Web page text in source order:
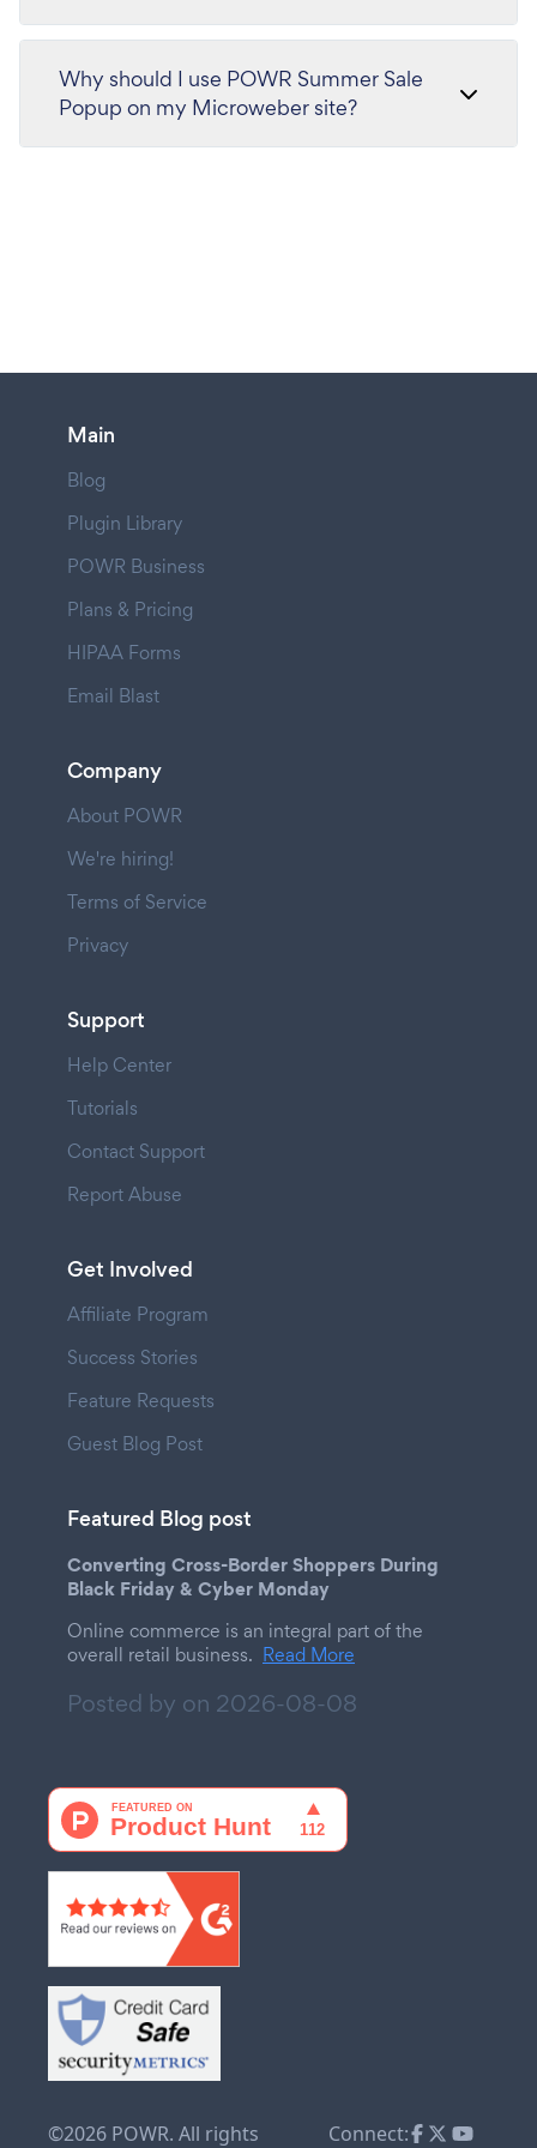
Why should I use POWR Summer Sale
Popup on my Microweber site?
Main
Blog
Plugin Library
POWR Business
Plans & Pricing
HIPAA Forms
Email Blast
Company
About POWR
We're hiring!
Terms of Service
Privacy
Support
Help Center
Tutorials
Contact Support
Report Abuse
Get Involved
Affiliate Program
Success Stories
Feature Requests
Guest Blog Post
Featured Blog post
Converting Cross-Border Shoppers During
Black Friday & Cyber Monday
Online commerce is an integral part of the
overall retail business. Read More
Posted by on 2026-08-08
©2026 POWR. All rights Connect: